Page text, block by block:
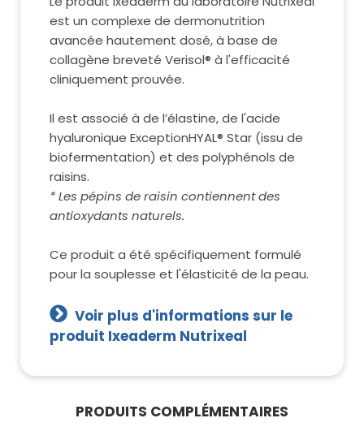
est un complexe de dermonutrition
avancée hautement dosé, à base de
collagène breveté Verisol® à l'efficacité
cliniquement prouvée.
Il est associé à de l’élastine, de l'acide
hyaluronique ExceptionHYAL® Star (issu de
biofermentation) et des polyphénols de
raisins.
* Les pépins de raisin contiennent des
antioxydants naturels.
Ce produit a été spécifiquement formulé
pour la souplesse et l'élasticité de la peau.
Voir plus d'informations sur le
produit Ixeaderm Nutrixeal
PRODUITS COMPLÉMENTAIRES